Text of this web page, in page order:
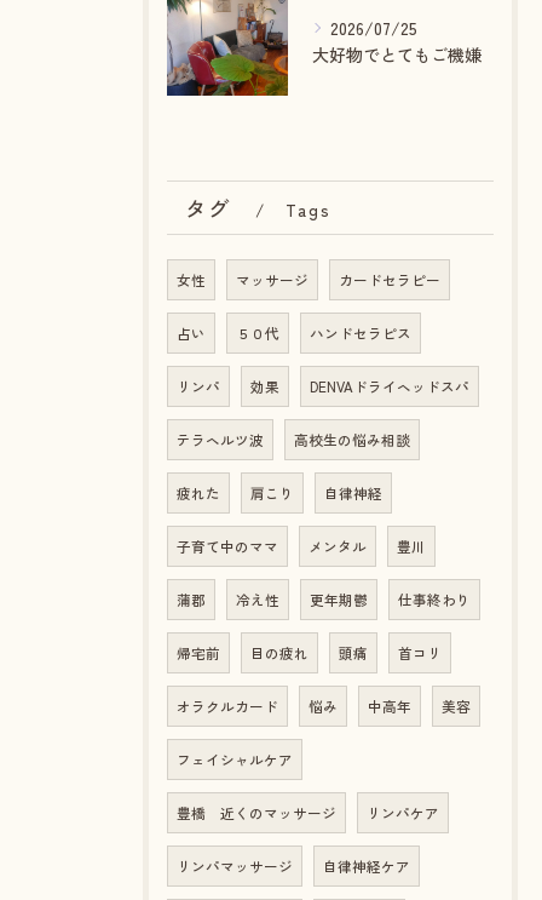
2026/07/25
大好物でとてもご機嫌
タグ Tags
女性 マッサージ カードセラピー
占い ５０代 ハンドセラピス
リンパ 効果 DENVAドライヘッドスパ
テラヘルツ波 高校生の悩み相談
疲れた 肩こり 自律神経
子育て中のママ メンタル 豊川
蒲郡 冷え性 更年期鬱 仕事終わり
帰宅前 目の疲れ 頭痛 首コリ
オラクルカード 悩み 中高年 美容
フェイシャルケア
豊橋 近くのマッサージ リンパケア
リンパマッサージ 自律神経ケア